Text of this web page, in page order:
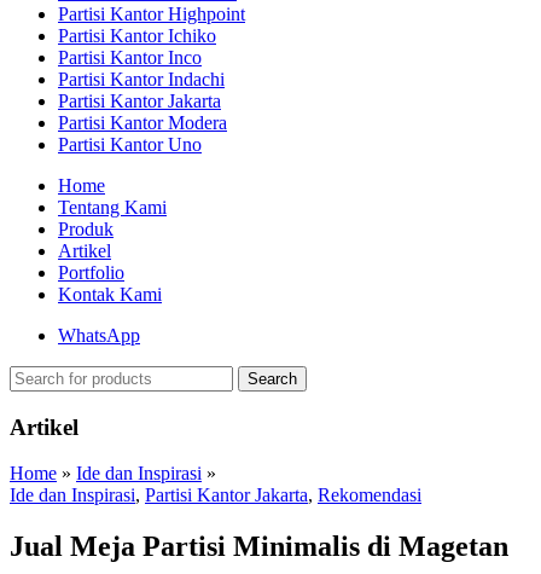
Partisi Kantor Highpoint
Partisi Kantor Ichiko
Partisi Kantor Inco
Partisi Kantor Indachi
Partisi Kantor Jakarta
Partisi Kantor Modera
Partisi Kantor Uno
Home
Tentang Kami
Produk
Artikel
Portfolio
Kontak Kami
WhatsApp
Search
Artikel
Home » Ide dan Inspirasi »
Ide dan Inspirasi, Partisi Kantor Jakarta, Rekomendasi
Jual Meja Partisi Minimalis di Magetan